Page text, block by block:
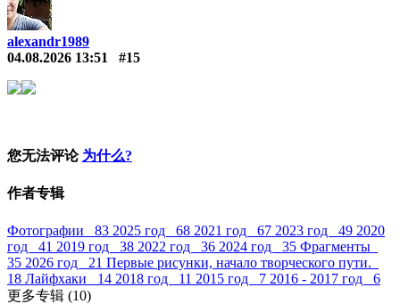
alexandr1989
04.08.2026 13:51
#15
您无法评论 为什么?
作者专辑
Фотографии 83 2025 год 68 2021 год 67 2023 год 49 2020
год 41 2019 год 38 2022 год 36 2024 год 35 Фрагменты
35 2026 год 21 Первые рисунки, начало творческого пути.
18 Лайфхаки 14 2018 год 11 2015 год 7 2016 - 2017 год 6
更多专辑 (10)